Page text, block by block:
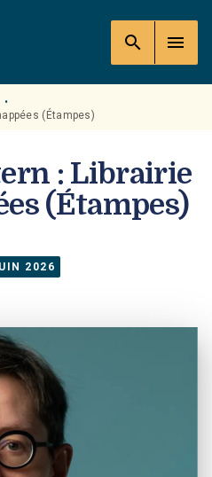
search menu
•
(Étampes)
: Librairie
(Étampes)
2026